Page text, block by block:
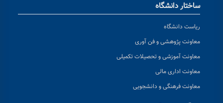
ساختار دانشگاه
ریاست دانشگاه
معاونت پژوهشی و فن آوری
معاونت آموزشی و تحصیلات تکمیلی
معاونت اداری مالی
معاونت فرهنگی و دانشجویی